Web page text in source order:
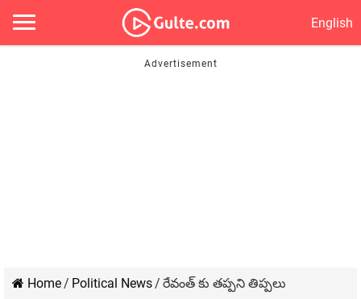
English
Home/ Political News/ రేవంత్ కు తప్పని తిప్పలు